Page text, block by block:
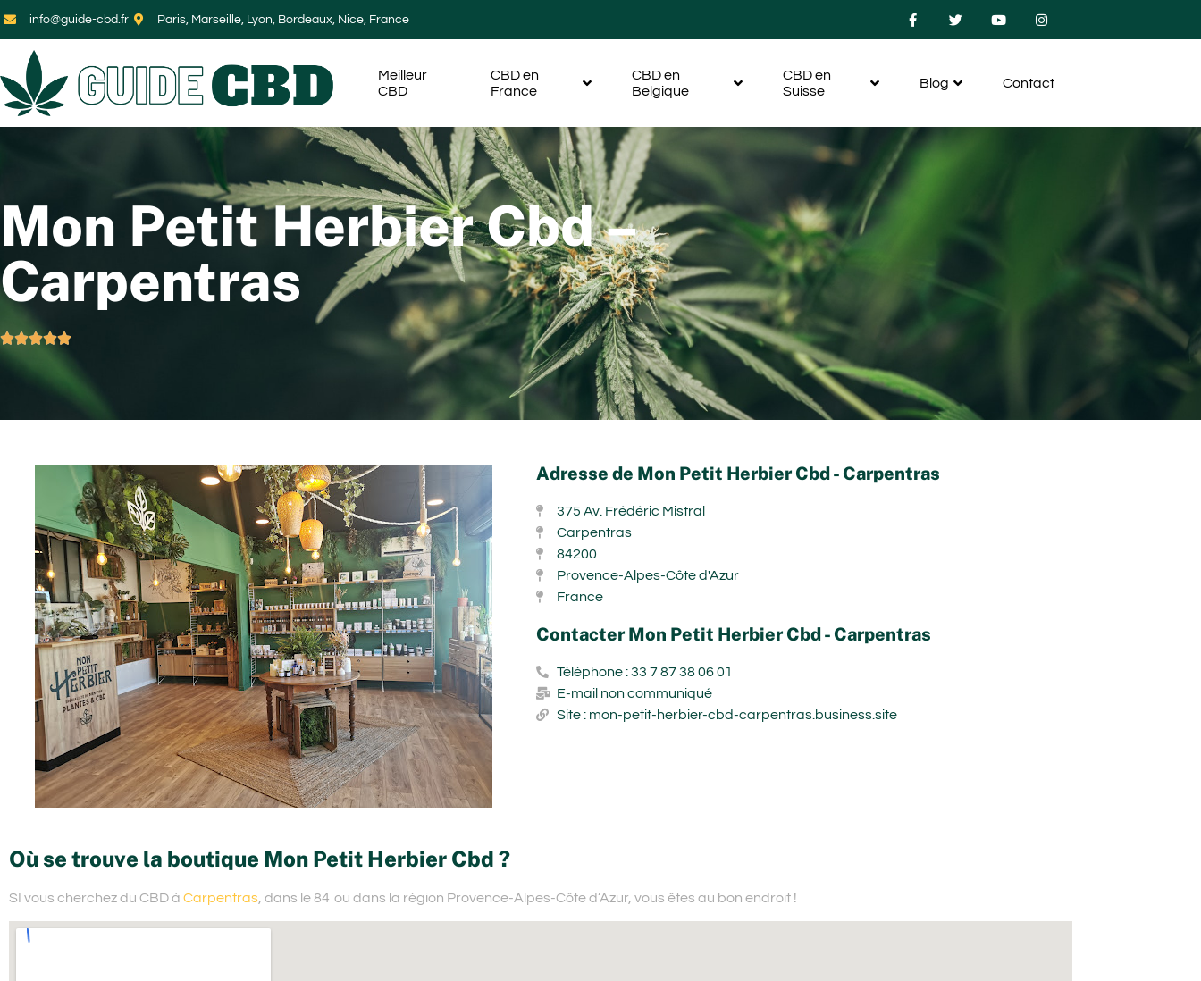
info@guide-cbd.fr Paris, Marseille, Lyon, Bordeaux, Nice, France
Meilleur
CBD
CBD en
France
CBD en
Belgique
CBD en
Suisse
Blog Contact
Mon Petit Herbier Cbd –
Carpentras

Adresse de Mon Petit Herbier Cbd - Carpentras
375 Av. Frédéric Mistral
Carpentras
84200
Provence-Alpes-Côte d'Azur
France
Contacter Mon Petit Herbier Cbd - Carpentras
Téléphone : 33 7 87 38 06 01
E-mail non communiqué
Site : mon-petit-herbier-cbd-carpentras.business.site
Où se trouve la boutique Mon Petit Herbier Cbd ?
SI vous cherchez du CBD à Carpentras , dans le 84 ou dans la région Provence-Alpes-Côte d’Azur, vous êtes au bon endroit !